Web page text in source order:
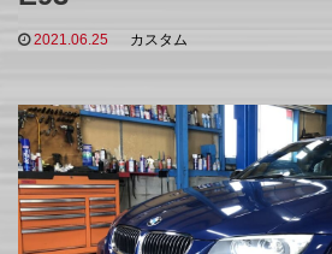
2021.06.25 カスタム